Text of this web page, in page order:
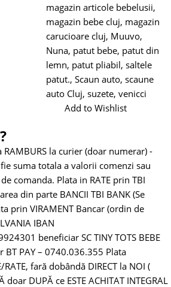
magazin articole bebelusii,
magazin bebe cluj, magazin
carucioare cluj, Muuvo,
Nuna, patut bebe, patut din
lemn, patut pliabil, saltele
patut., Scaun auto, scaune
auto Cluj, suzete, venicci
Add to Wishlist
RAMBURS la curier (doar numerar) -
suma totala a valorii comenzi sau
comanda. Plata in RATE prin TBI
din parte BANCII TBI BANK (Se
prin VIRAMENT Bancar (ordin de
IBAN
beneficiar SC TINY TOTS BEBE
BT PAY – 0740.036.355 Plata
RATE, fară dobândă DIRECT la NOI (
doar DUPĂ ce ESTE ACHITAT INTEGRAL